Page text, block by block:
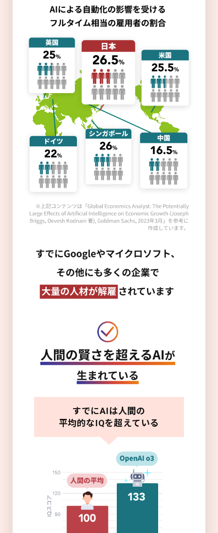
すでにAIは人間の
平均的なIQを超えている